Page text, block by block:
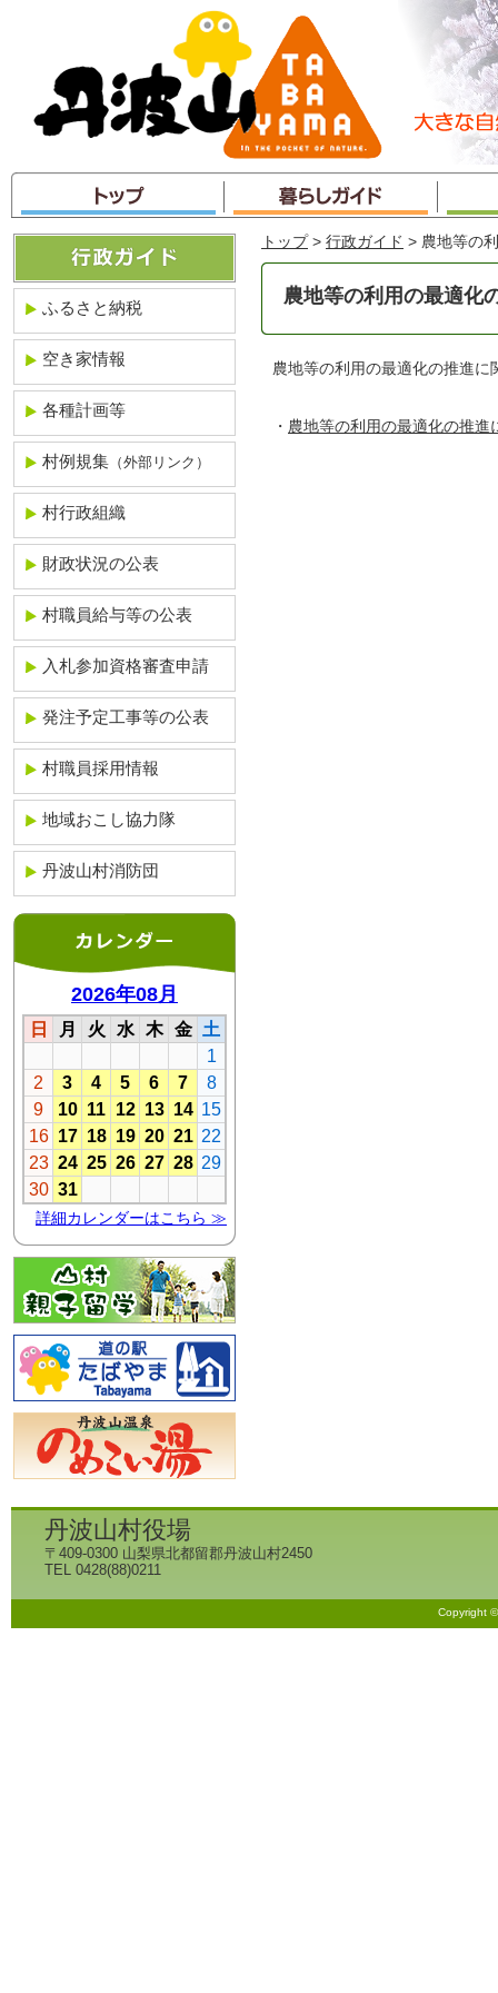
ャ
ン
プ
トップ > 行政ガイド > 農地等の
農地等の利用の最適化
農地等の利用の最適化の推進
・ 農地等の利用の最適化の推
ふるさと納税
空き家情報
各種計画等
村例規集 （外部リンク）
村行政組織
財政状況の公表
村職員給与等の公表
入札参加資格審査申請
発注予定工事等の公表
村職員採用情報
地域おこし協力隊
丹波山村消防団
丹波山村役場
〒409-0300 山梨県北都留郡丹波山村2450
TEL 0428(88)0211
Copyright